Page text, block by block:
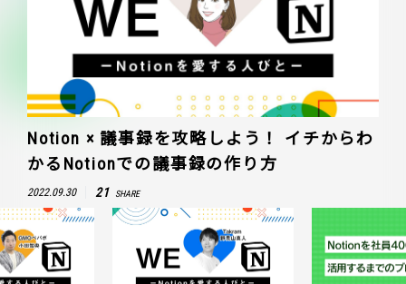
Notion × 議事録を攻略しよう！ イチからわ
かるNotionでの議事録の作り方
2022.09.30 21 SHARE